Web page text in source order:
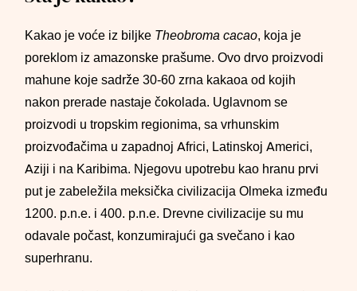
Kakao je voće iz biljke Theobroma cacao, koja je
poreklom iz amazonske prašume. Ovo drvo proizvodi
mahune koje sadrže 30-60 zrna kakaoa od kojih
nakon prerade nastaje čokolada. Uglavnom se
proizvodi u tropskim regionima, sa vrhunskim
proizvođačima u zapadnoj Africi, Latinskoj Americi,
Aziji i na Karibima. Njegovu upotrebu kao hranu prvi
put je zabeležila meksička civilizacija Olmeka između
1200. p.n.e. i 400. p.n.e. Drevne civilizacije su mu
odavale počast, konzumirajući ga svečano i kao
superhranu.